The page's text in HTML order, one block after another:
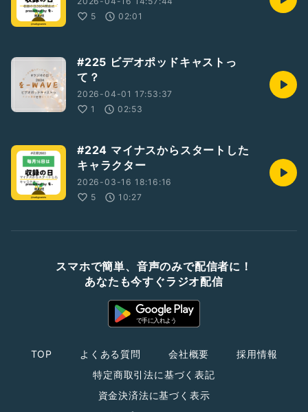
5
02:01
#225 ビデオポッドキャストっ
て？
2026-04-01 17:53:37
1
02:53
#224 マイナスからスタートした
キャラクター
2026-03-16 18:16:16
5
10:27
スマホで簡単、音声のみで配信者に！
あなたも今すぐラジオ配信
TOP よくある質問 会社概要
採用情報
特定商取引法に基づく表記
資金決済法に基づく表示